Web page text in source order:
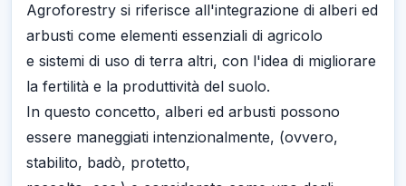
Agroforestry si riferisce all'integrazione di alberi ed
arbusti come elementi essenziali di agricolo
e sistemi di uso di terra altri, con l'idea di migliorare
la fertilità e la produttività del suolo.
In questo concetto, alberi ed arbusti possono
essere maneggiati intenzionalmente, (ovvero,
stabilito, badò, protetto,